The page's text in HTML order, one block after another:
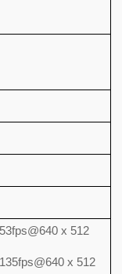
x 512
x 512